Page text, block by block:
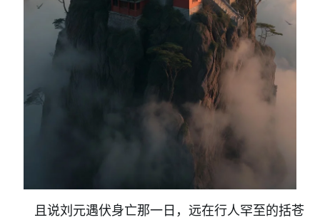
且说刘元遇伏身亡那一日，远在行人罕至的括苍